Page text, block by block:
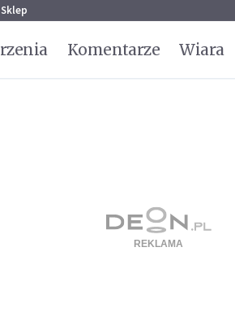
Sklep
Komentarze Wiara